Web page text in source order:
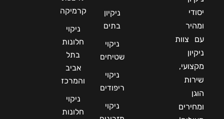
יסודי
ומהיר
עם צוות
ניקיון
מקצועי,
שירות
הוגן
ומחירים
ניקיון
בתים
ניקוי
שטיחים
ניקוי
ריפודים
ניקוי
קרמיקה
ניקוי
חלונות
בתל
אביב
והמרכז
ניקוי
חלונות